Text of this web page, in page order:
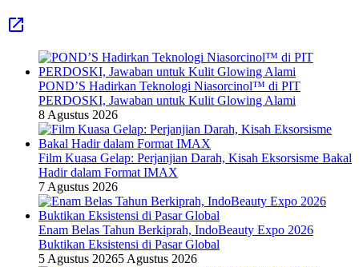
POND’S Hadirkan Teknologi Niasorcinol™ di PIT
PERDOSKI, Jawaban untuk Kulit Glowing Alami
8 Agustus 2026
Film Kuasa Gelap: Perjanjian Darah, Kisah Eksorsisme Bakal
Hadir dalam Format IMAX
7 Agustus 2026
Enam Belas Tahun Berkiprah, IndoBeauty Expo 2026
Buktikan Eksistensi di Pasar Global
5 Agustus 20265 Agustus 2026